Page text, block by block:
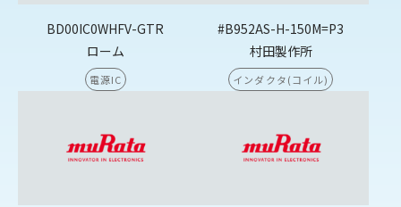
BD00IC0WHFV-GTR
ローム
電源IC
#B952AS-H-150M=P3
村田製作所
インダクタ(コイル)